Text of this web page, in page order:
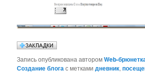
Запись опубликована авторомWeb-
Создание блогас меткамидневник,